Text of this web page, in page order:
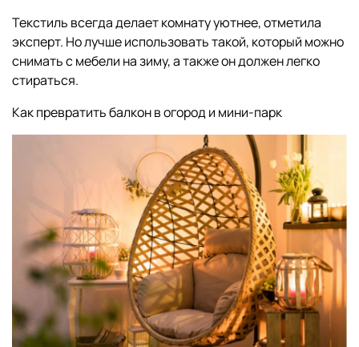
Текстиль всегда делает комнату уютнее, отметила
эксперт. Но лучше использовать такой, который можно
снимать с мебели на зиму, а также он должен легко
стираться.
Как превратить балкон в огород и мини-парк